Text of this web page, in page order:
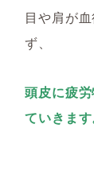
目や肩が
ず、
頭皮に疲
ていきます